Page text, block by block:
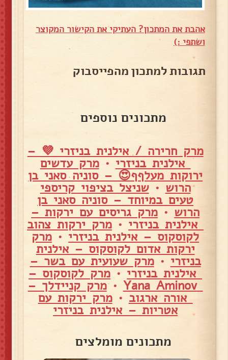
אהבת את המתכון? העתיקי את הקישור המקוצר
ושתפי :)
תגובות למתכון מהפייסבוק
מתכונים נוספים
מרק חרירה / אילנית בניזרי 💜 –
אילנית בניזרי •מרק עדשים
ירוקות מעלףף😍 – סוניה סאני בן
הרוש •שניצל בציפוי קריספי
טעים במיוחד – סוניה סאני בן
הרוש • מרק גריסים עם ירקות –
אילנית בניזרי • מרק ירקות צהוב
לקוסקוס – אילנית בניזרי • מרק
ירקות אדום לקוסקוס – אילנית
בניזרי •מרק שעועית עם בשר –
אילנית בניזרי • מרק לקוסקוס –
Yana Aminov
•מרק קניידלך –
אורה ארגוב •מרק ירקות עם
אטריות – אילנית בניזרי
מתכונים מומלצים